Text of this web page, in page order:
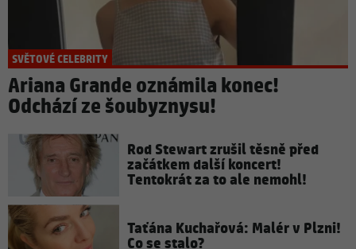
SVĚTOVÉ CELEBRITY
Ariana Grande oznámila konec!
Odchází ze šoubyznysu!
Rod Stewart zrušil těsně před
začátkem další koncert!
Tentokrát za to ale nemohl!
Taťána Kuchařová: Malér v Plzni!
Co se stalo?